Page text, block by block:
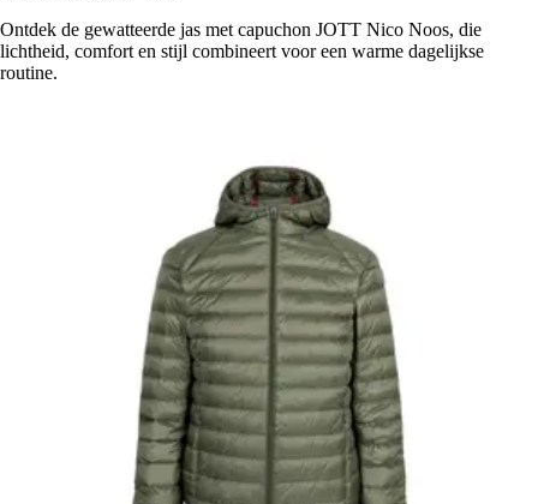
Ontdek de gewatteerde jas met capuchon JOTT Nico Noos, die
lichtheid, comfort en stijl combineert voor een warme dagelijkse
routine.